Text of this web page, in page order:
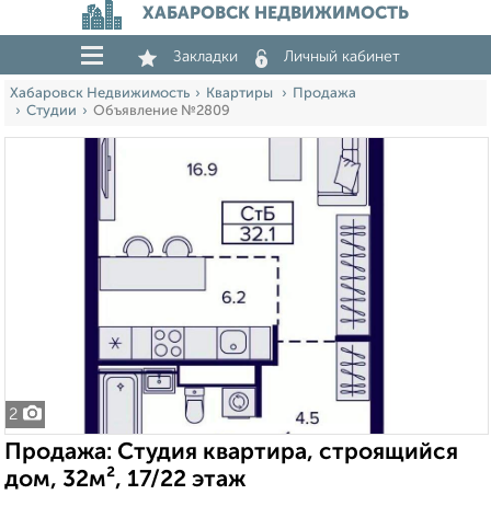
ХАБАРОВСК НЕДВИЖИМОСТЬ
Закладки Личный кабинет
Хабаровск Недвижимость Квартиры
Продажа
Студии
Объявление №2809
2
Продажа: Студия квартира, строящийся
дом, 32м², 17/22 этаж